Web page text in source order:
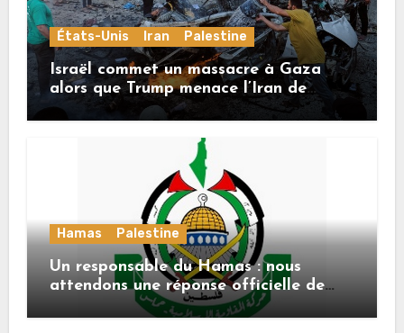
États-Unis Iran Palestine
Israël commet un massacre à Gaza
alors que Trump menace l’Iran de
«décapitation»
Hamas Palestine
Un responsable du Hamas : nous
attendons une réponse officielle de
Mladenov concernant la feuille de
route de la deuxième phase de l’accord